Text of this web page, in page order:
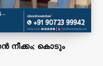
നീക്കം; കൊടും